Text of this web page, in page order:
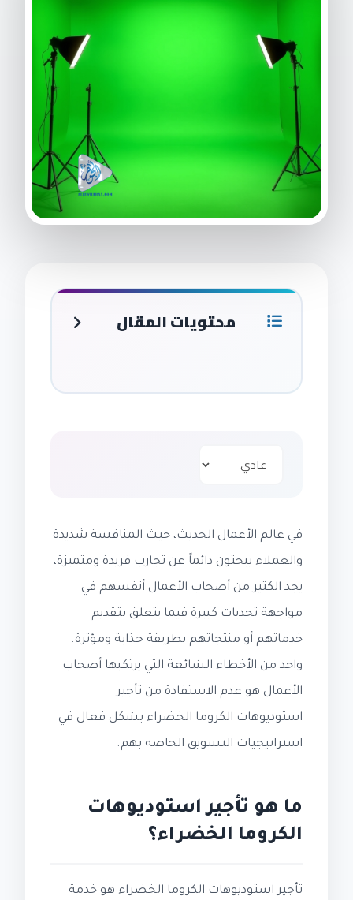
محتويات المقال
في عالم الأعمال الحديث، حيث المنافسة شديدة
والعملاء يبحثون دائماً عن تجارب فريدة ومتميزة،
يجد الكثير من أصحاب الأعمال أنفسهم في
مواجهة تحديات كبيرة فيما يتعلق بتقديم
خدماتهم أو منتجاتهم بطريقة جذابة ومؤثرة.
واحد من الأخطاء الشائعة التي يرتكبها أصحاب
الأعمال هو عدم الاستفادة من تأجير
استوديوهات الكروما الخضراء بشكل فعال في
استراتيجيات التسويق الخاصة بهم.
ما هو تأجير استوديوهات
الكروما الخضراء؟
تأجير استوديوهات الكروما الخضراء هو خدمة